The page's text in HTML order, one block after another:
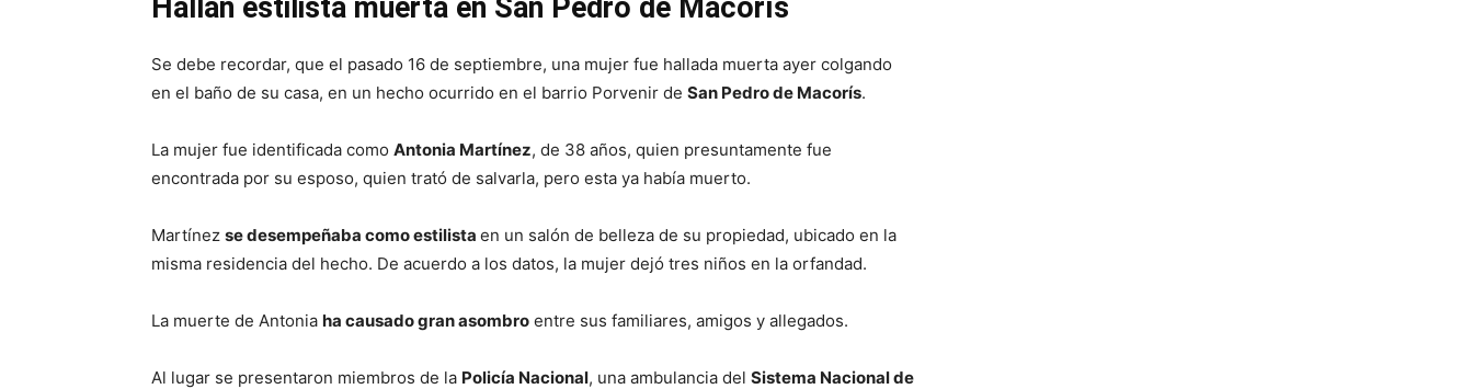
Hallan estilista muerta en San Pedro de Macorís
Se debe recordar, que el pasado 16 de septiembre, una mujer fue hallada muerta ayer colgando
en el baño de su casa, en un hecho ocurrido en el barrio Porvenir de San Pedro de Macorís.
La mujer fue identificada como Antonia Martínez, de 38 años, quien presuntamente fue
encontrada por su esposo, quien trató de salvarla, pero esta ya había muerto.
Martínez se desempeñaba como estilista en un salón de belleza de su propiedad, ubicado en la
misma residencia del hecho. De acuerdo a los datos, la mujer dejó tres niños en la orfandad.
La muerte de Antonia ha causado gran asombro entre sus familiares, amigos y allegados.
Al lugar se presentaron miembros de la Policía Nacional, una ambulancia del Sistema Nacional de